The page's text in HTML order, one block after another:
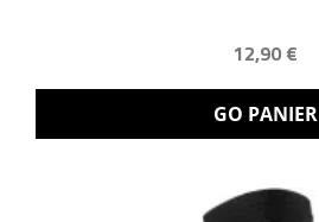
12,90 €
GO PANIER